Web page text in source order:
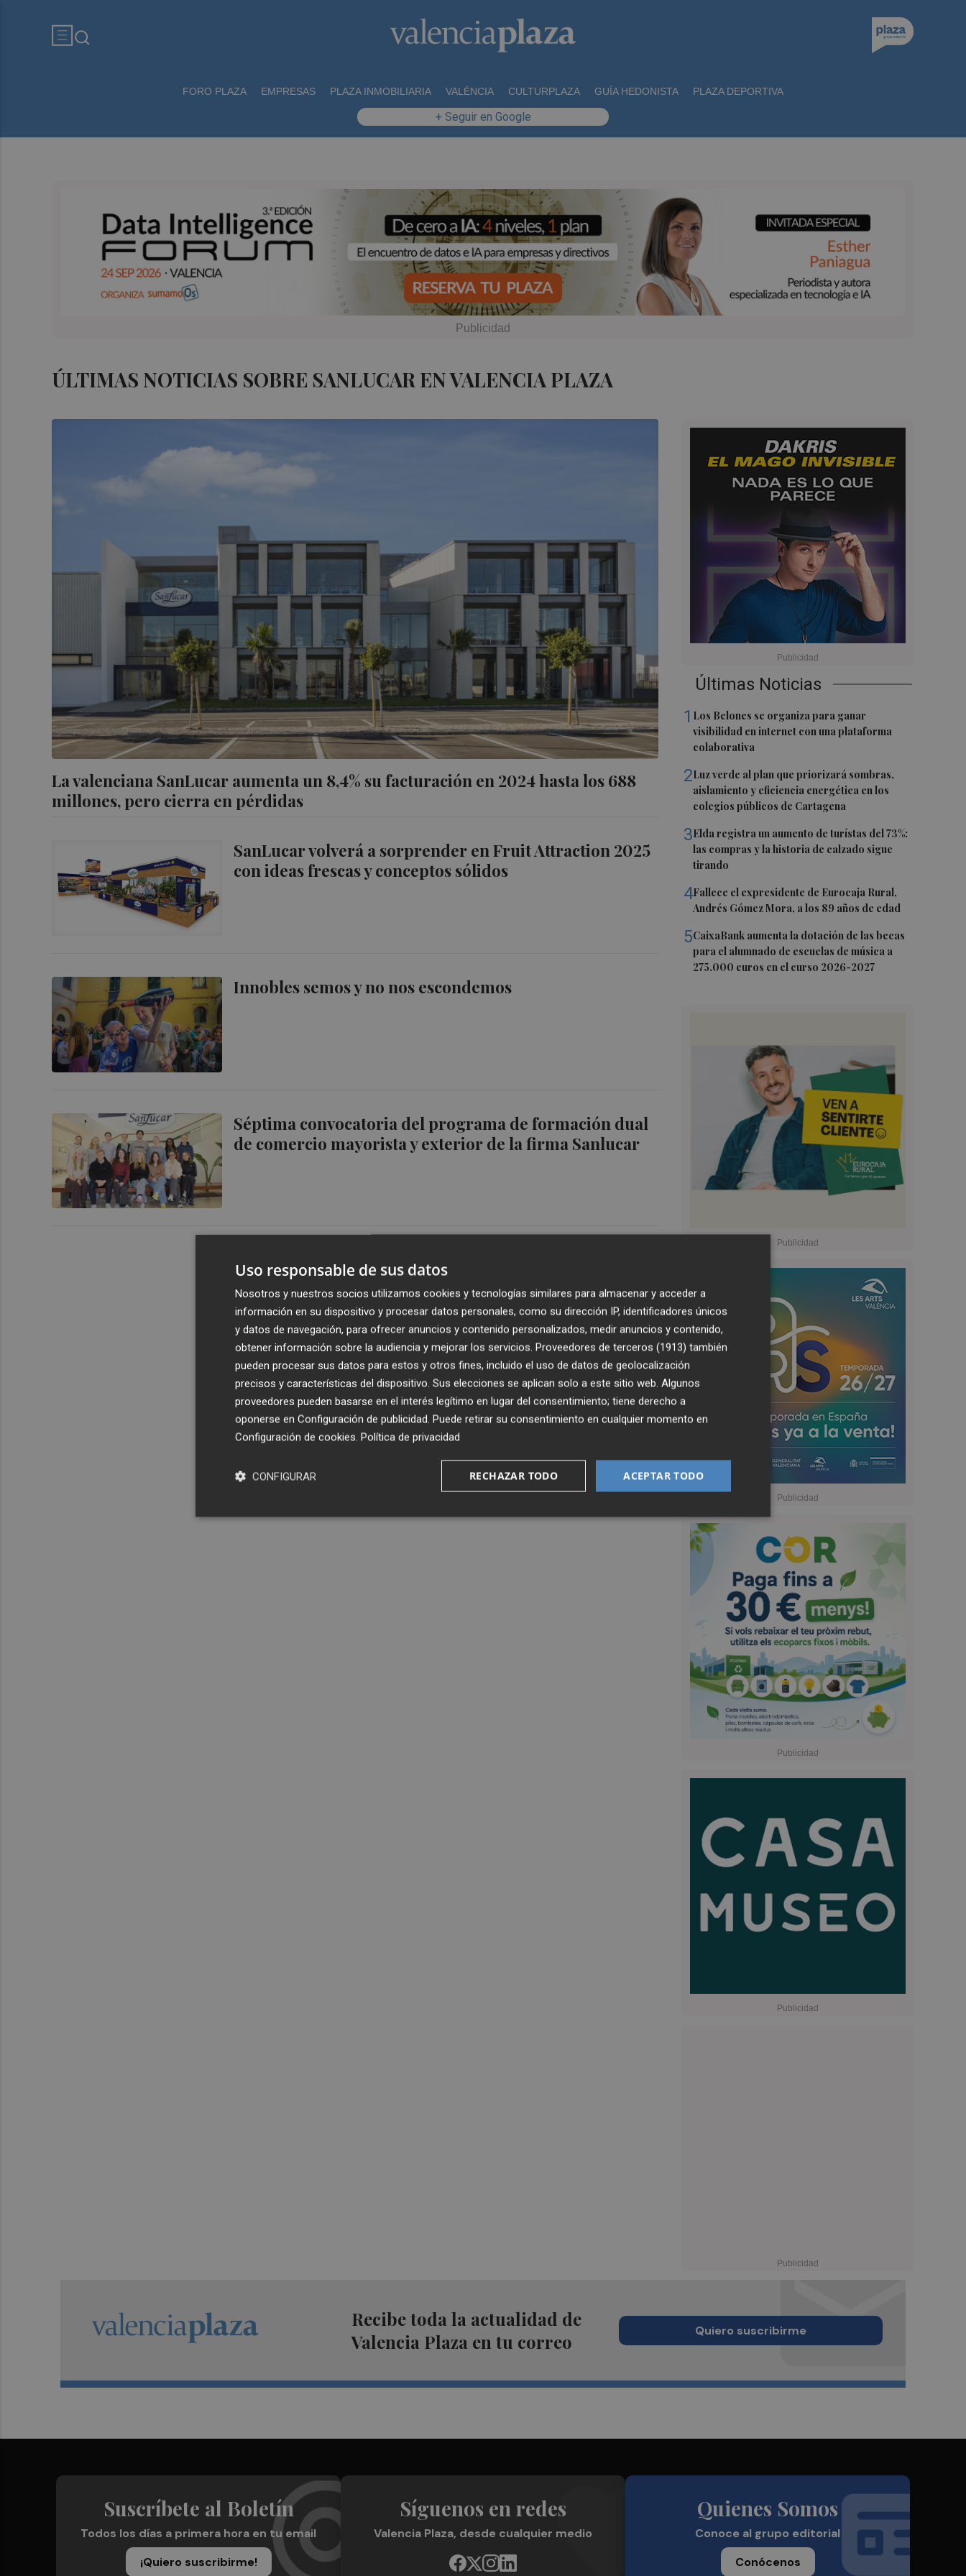
FORO PLAZA EMPRESAS PLAZA INMOBILIARIA VALÈNCIA CULTURPLAZA GUÍA HEDONISTA PLAZA DEPORTIVA
+ Seguir en Google
ÚLTIMAS NOTICIAS SOBRE SANLUCAR EN VALENCIA PLAZA
La valenciana SanLucar aumenta un 8,4% su facturación en 2024 hasta los 688
millones, pero cierra en pérdidas
SanLucar volverá a sorprender en Fruit Attraction 2025
con ideas frescas y conceptos sólidos
Innobles semos y no nos escondemos
Séptima convocatoria del programa de formación dual
de comercio mayorista y exterior de la firma Sanlucar
Últimas Noticias
1 Los Belones se organiza para ganar
visibilidad en internet con una plataforma
colaborativa
2Luz verde al plan que priorizará sombras,
aislamiento y eficiencia energética en los
colegios públicos de Cartagena
3Elda registra un aumento de turístas del 73%:
las compras y la historia de calzado sigue
tirando
4Fallece el expresidente de Eurocaja Rural,
Andrés Gómez Mora, a los 89 años de edad
5CaixaBank aumenta la dotación de las becas
para el alumnado de escuelas de música a
275.000 euros en el curso 2026-2027
Recibe toda la actualidad de
Valencia Plaza en tu correo
Quiero suscribirme
Suscríbete al Boletín
Todos los días a primera hora en tu email
¡Quiero suscribirme!
Síguenos en redes
Valencia Plaza, desde cualquier medio
Quienes Somos
Conoce al grupo editorial
Conócenos
Uso responsable de sus datos
Nosotros y nuestros socios utilizamos cookies y tecnologías similares para almacenar y acceder a
información en su dispositivo y procesar datos personales, como su dirección IP, identificadores únicos
y datos de navegación, para ofrecer anuncios y contenido personalizados, medir anuncios y contenido,
obtener información sobre la audiencia y mejorar los servicios. Proveedores de terceros (1913) también
pueden procesar sus datos para estos y otros fines, incluido el uso de datos de geolocalización
precisos y características del dispositivo. Sus elecciones se aplican solo a este sitio web. Algunos
proveedores pueden basarse en el interés legítimo en lugar del consentimiento; tiene derecho a
oponerse en Configuración de publicidad. Puede retirar su consentimiento en cualquier momento en
Configuración de cookies. Política de privacidad
ACEPTAR TODO
RECHAZAR TODO
CONFIGURAR